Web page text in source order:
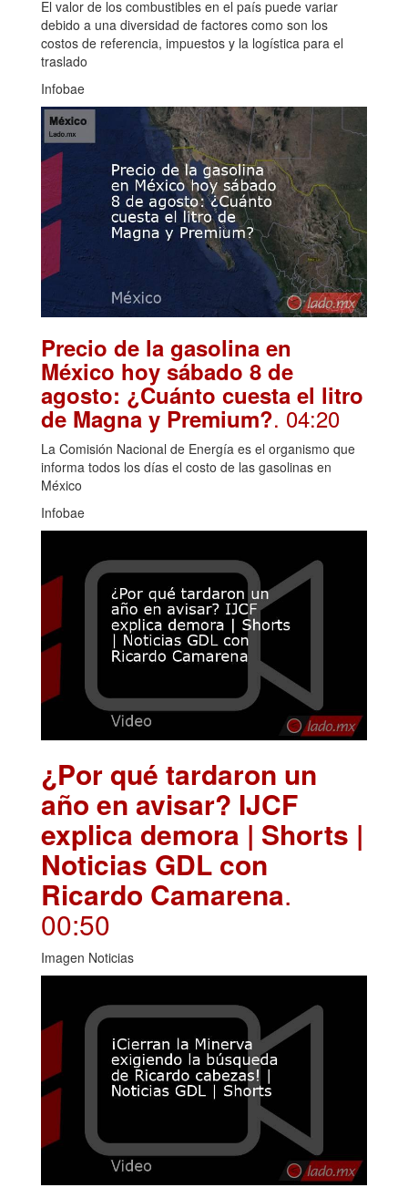
El valor de los combustibles en el país puede variar
debido a una diversidad de factores como son los
costos de referencia, impuestos y la logística para el
traslado
Infobae
Precio de la gasolina en
México hoy sábado 8 de
agosto: ¿Cuánto cuesta el litro
de Magna y Premium?. 04:20
La Comisión Nacional de Energía es el organismo que
informa todos los días el costo de las gasolinas en
México
Infobae
¿Por qué tardaron un
año en avisar? IJCF
explica demora | Shorts |
Noticias GDL con
Ricardo Camarena.
00:50
Imagen Noticias